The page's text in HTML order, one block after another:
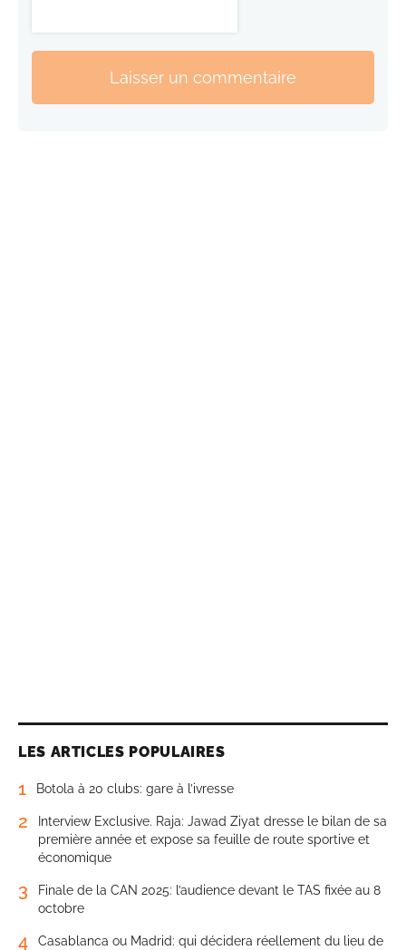
Laisser un commentaire
LES ARTICLES POPULAIRES
1 Botola à 20 clubs: gare à l’ivresse
2
Interview Exclusive. Raja: Jawad Ziyat dresse le bilan de sa
première année et expose sa feuille de route sportive et
économique
3
Finale de la CAN 2025: l’audience devant le TAS fixée au 8
octobre
4
Casablanca ou Madrid: qui décidera réellement du lieu de